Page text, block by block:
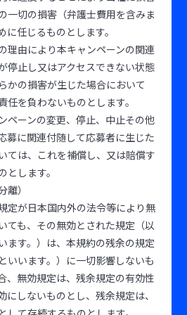
一切の損害（弁護士費用を含みま
任じるものとします。
理由により本キャンペーンの関連
停止し又はアクセスできない状態
かの損害が生じた場合において
任を負わないものとします。
ペーンの変更、停止、中止その他
募に関連付随して応募者に生じた
ては、これを補償し、又は賠償す
とします。
）
定が日本国内外の法令等により無
ても、その無効とされた規定（以
ます。）は、本規約の残余の規定
いいます。）に一切影響しないも
、無効規定は、残余規定の有効性
にしないものとし、残余規定は、